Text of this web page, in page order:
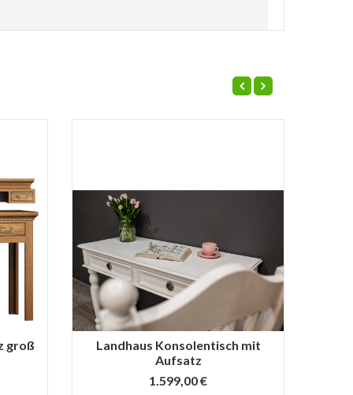
groß
Landhaus Konsolentisch mit
Aufsatz
1.599,00 €